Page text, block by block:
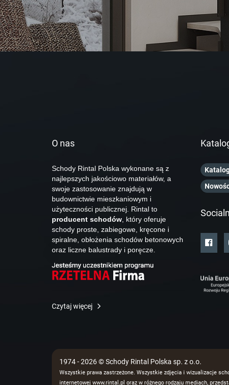
O nas
Schody Rintal Polska wykonane są z
najlepszych jakościowo materiałów, a
swoje zastosowanie znajdują w
budownictwie mieszkaniowym i
użyteczności publicznej. Rintal to
producent schodów , który oferuje
schody proste, zabiegowe, kręcone i
spiralne, obłożenia schodów betonowych
oraz liczne balustrady i poręcze.
Czytaj więcej
1974 - 2026 © Schody Rintal Polska sp. z o.o.
Wszystkie prawa zastrzeżone. Wszystkie zdjęcia i wizualizacje
internetowej www.rintal.pl oraz w różnego rodzaju mediach,